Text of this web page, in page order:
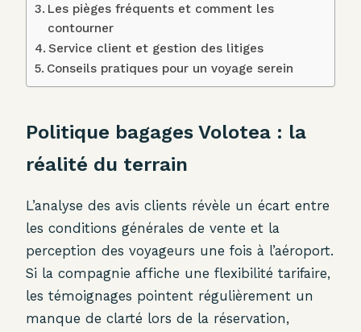
Les pièges fréquents et comment les
contourner
Service client et gestion des litiges
Conseils pratiques pour un voyage serein
Politique bagages Volotea : la
réalité du terrain
L’analyse des avis clients révèle un écart entre
les conditions générales de vente et la
perception des voyageurs une fois à l’aéroport.
Si la compagnie affiche une flexibilité tarifaire,
les témoignages pointent régulièrement un
manque de clarté lors de la réservation,